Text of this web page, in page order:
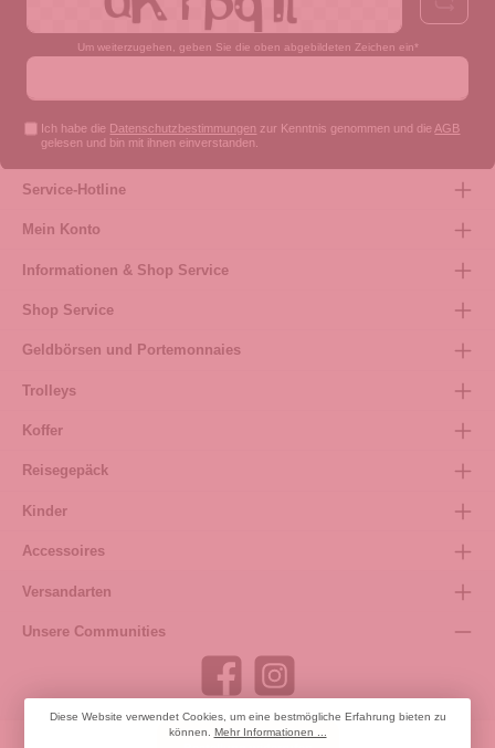
Um weiterzugehen, geben Sie die oben abgebildeten Zeichen ein*
Ich habe die Datenschutzbestimmungen zur Kenntnis genommen und die AGB
gelesen und bin mit ihnen einverstanden.
Service-Hotline
Mein Konto
Informationen & Shop Service
Shop Service
Geldbörsen und Portemonnaies
Trolleys
Koffer
Reisegepäck
Kinder
Accessoires
Versandarten
Unsere Communities
Diese Website verwendet Cookies, um eine bestmögliche Erfahrung bieten zu
können. Mehr Informationen ...